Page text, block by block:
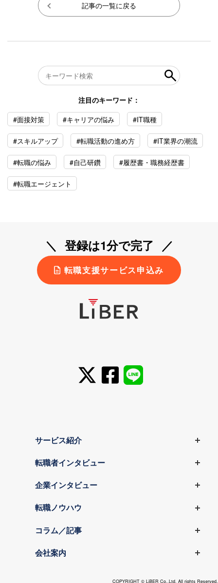
記事の一覧に戻る
注目のキーワード：
#面接対策
#キャリアの悩み #IT職種
#スキルアップ #転職活動の進め方 #IT業界の潮流
#転職の悩み #自己研鑽 #履歴書・職務経歴書
#転職エージェント
登録は1分で完了
転職支援サービス申込み
サービス紹介
転職者インタビュー
企業インタビュー
転職ノウハウ
コラム／記事
会社案内
COPYRIGHT © LiBER Co.,Ltd. All rights Reserved.